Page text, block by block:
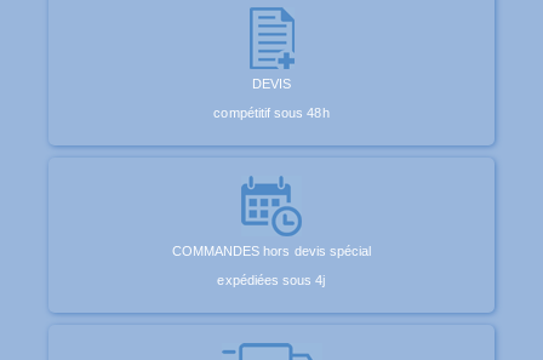
DEVIS
compétitif sous 48h
COMMANDES hors devis spécial
expédiées sous 4j